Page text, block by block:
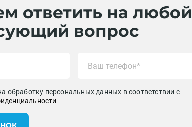
ответить на любой
вопрос
обработку персональных данных в соответствии с